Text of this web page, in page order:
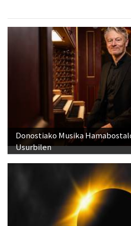
Donostiako Musika
Usurbilen